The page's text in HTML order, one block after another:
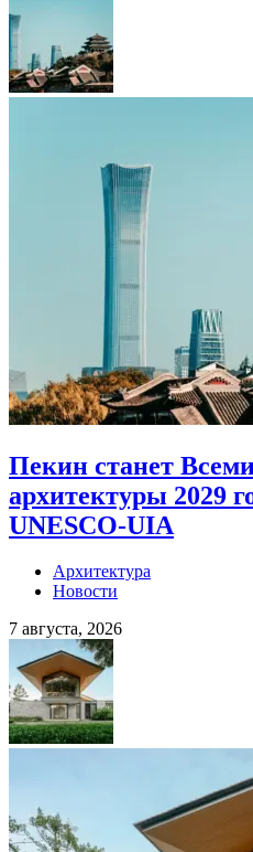
Пекин станет
архитектуры 2029
UNESCO-UIA
Архитектура
Новости
7 августа, 2026